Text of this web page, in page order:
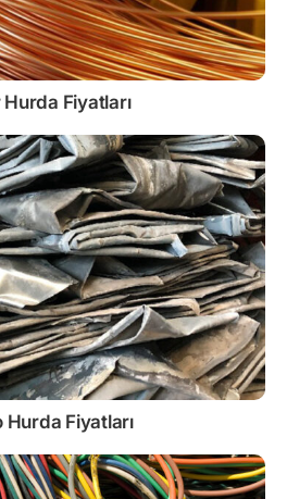
Hurda Fiyatları
Hurda Fiyatları